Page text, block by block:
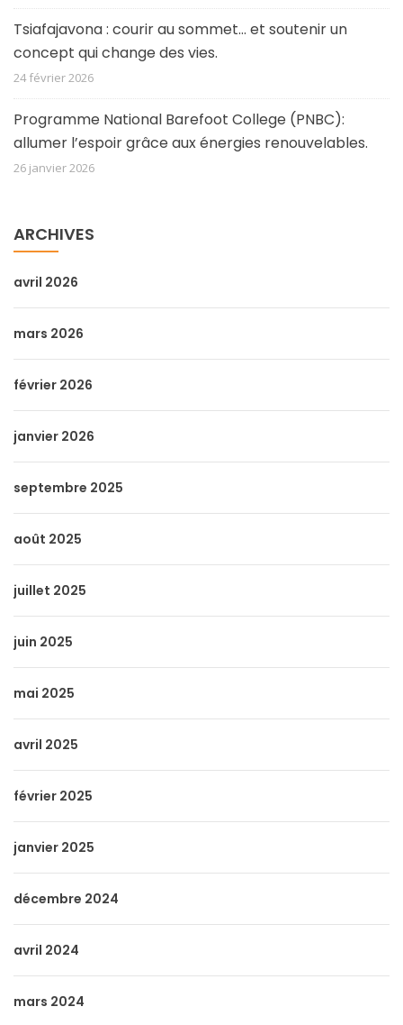
Tsiafajavona : courir au sommet… et soutenir un
concept qui change des vies.
24 février 2026
Programme National Barefoot College (PNBC):
allumer l’espoir grâce aux énergies renouvelables.
26 janvier 2026
ARCHIVES
avril 2026
mars 2026
février 2026
janvier 2026
septembre 2025
août 2025
juillet 2025
juin 2025
mai 2025
avril 2025
février 2025
janvier 2025
décembre 2024
avril 2024
mars 2024